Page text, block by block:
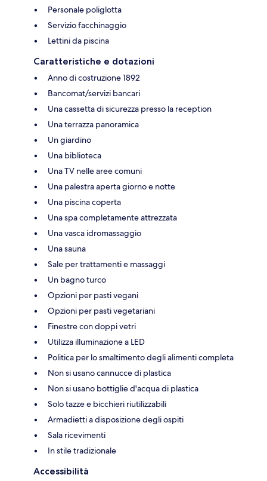
Personale poliglotta
Servizio facchinaggio
Lettini da piscina
Caratteristiche e dotazioni
Anno di costruzione 1892
Bancomat/servizi bancari
Una cassetta di sicurezza presso la reception
Una terrazza panoramica
Un giardino
Una biblioteca
Una TV nelle aree comuni
Una palestra aperta giorno e notte
Una piscina coperta
Una spa completamente attrezzata
Una vasca idromassaggio
Una sauna
Sale per trattamenti e massaggi
Un bagno turco
Opzioni per pasti vegani
Opzioni per pasti vegetariani
Finestre con doppi vetri
Utilizza illuminazione a LED
Politica per lo smaltimento degli alimenti completa
Non si usano cannucce di plastica
Non si usano bottiglie d'acqua di plastica
Solo tazze e bicchieri riutilizzabili
Armadietti a disposizione degli ospiti
Sala ricevimenti
In stile tradizionale
Accessibilità